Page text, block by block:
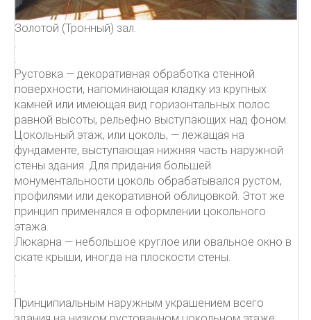
Золотой (Тронный) зал.
.
.
Рустовка — декоративная обработка стенной
поверхности, напоминающая кладку из крупных
камней или имеющая вид горизонтальных полос
равной высоты, рельефно выступающих над фоном.
Цокольный этаж, или цоколь, — лежащая на
фундаменте, выступающая нижняя часть наружной
стены здания. Для придания большей
монументальности цоколь обрабатывался рустом,
профилями или декоративной облицовкой. Этот же
принцип применялся в оформлении цокольного
этажа.
Люкарна — небольшое круглое или овальное окно в
скате крыши, иногда на плоскости стены.
.
.
Принципиальным наружным украшением всего